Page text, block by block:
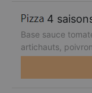
4
Base sauce
artichauts,